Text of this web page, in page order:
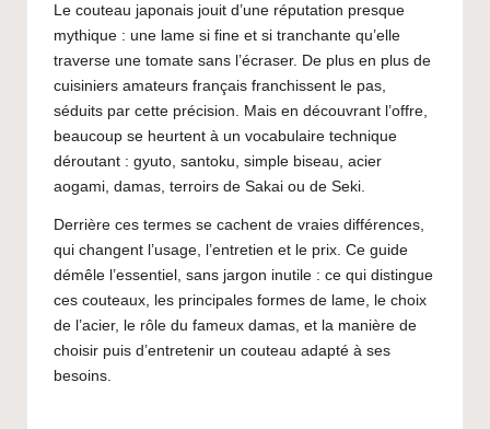
g
e
J
a
p
o
n
e
t
A
Le couteau japonais jouit d’une réputation presque
mythique : une lame si fine et si tranchante qu’elle
traverse une tomate sans l’écraser. De plus en plus de
cuisiniers amateurs français franchissent le pas,
séduits par cette précision. Mais en découvrant l’offre,
beaucoup se heurtent à un vocabulaire technique
déroutant : gyuto, santoku, simple biseau, acier
aogami, damas, terroirs de Sakai ou de Seki.
Derrière ces termes se cachent de vraies différences,
qui changent l’usage, l’entretien et le prix. Ce guide
démêle l’essentiel, sans jargon inutile : ce qui distingue
ces couteaux, les principales formes de lame, le choix
de l’acier, le rôle du fameux damas, et la manière de
choisir puis d’entretenir un couteau adapté à ses
besoins.